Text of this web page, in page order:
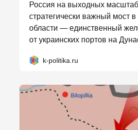
Россия на выходных
стратегически важный мост
области — единственный
от украинских портов на
k-politika.ru